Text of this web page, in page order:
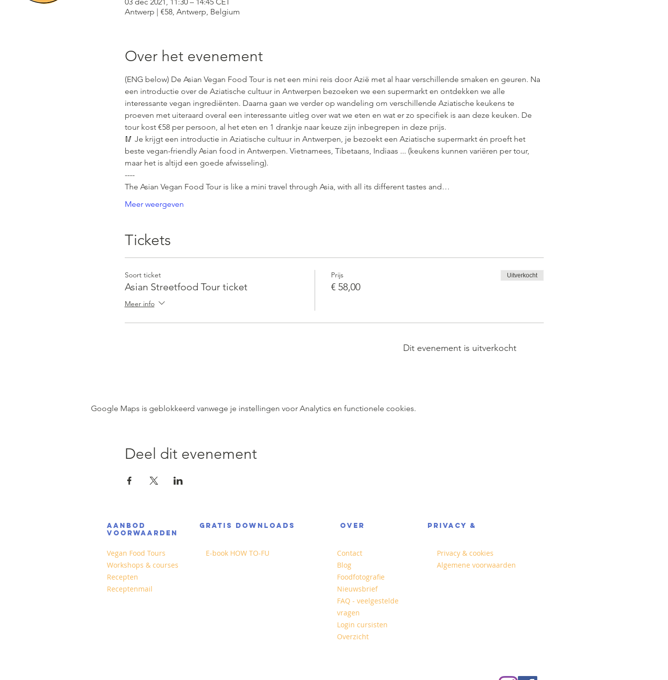
03 dec 2021, 11:30 – 14:45 CET
Antwerp | €58, Antwerp, Belgium
Over het evenement
(ENG below) De Asian Vegan Food Tour is net een mini reis door Azië met al haar verschillende smaken en geuren. Na
een introductie over de Aziatische cultuur in Antwerpen bezoeken we een supermarkt en ontdekken we alle
interessante vegan ingrediënten. Daarna gaan we verder op wandeling om verschillende Aziatische keukens te
proeven met uiteraard overal een interessante uitleg over wat we eten en wat er zo specifiek is aan deze keuken. De
tour kost €58 per persoon, al het eten en 1 drankje naar keuze zijn inbegrepen in deze prijs.
🥢 Je krijgt een introductie in Aziatische cultuur in Antwerpen, je bezoekt een Aziatische supermarkt én proeft het
beste vegan-friendly Asian food in Antwerpen. Vietnamees, Tibetaans, Indiaas ... (keukens kunnen variëren per tour,
maar het is altijd een goede afwisseling).
----
The Asian Vegan Food Tour is like a mini travel through Asia, with all its different tastes and…
Meer weergeven
Tickets
Soort ticket
Asian Streetfood Tour ticket
Meer info
Prijs
€ 58,00
Uitverkocht
Dit evenement is uitverkocht
Google Maps is geblokkeerd vanwege je instellingen voor Analytics en functionele cookies.
Deel dit evenement
AANBOD GRATIS DOWNLOADS OVER
PRIVACY &
VOORWAARDEN
Vegan Food Tours
Workshops & courses
Recepten
Receptenmail
E-book HOW TO-FU
Contact
Blog
Foodfotografie
Nieuwsbrief
FAQ - veelgestelde
vragen
Login cursisten
Overzicht
Privacy & cookies
Algemene voorwaarden